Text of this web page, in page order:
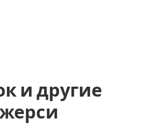
и другие